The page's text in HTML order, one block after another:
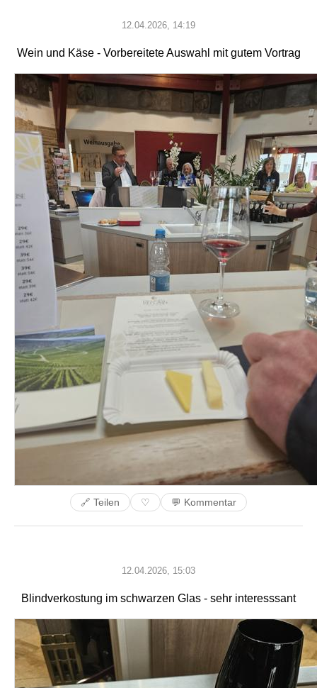
12.04.2026, 14:19
Wein und Käse - Vorbereitete Auswahl mit gutem Vortrag
🔗 Teilen ♡ 💬 Kommentar
12.04.2026, 15:03
Blindverkostung im schwarzen Glas - sehr interesssant